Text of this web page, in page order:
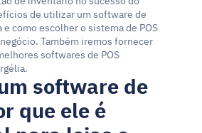
de utilizar um software de
como escolher o sistema de POS
Também iremos fornecer
softwares de POS
software de
que ele é